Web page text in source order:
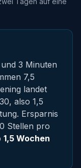
3 Minuten
7,5
landet
also 1,5
Ersparnis
Stellen pro
1,5 Wochen